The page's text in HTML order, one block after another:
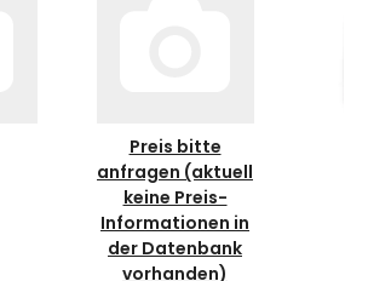
Preis bitte
anfragen (aktuell
keine Preis-
Informationen in
der Datenbank
vorhanden)